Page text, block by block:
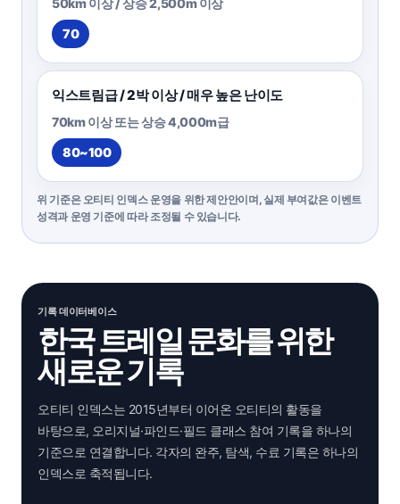
50km 이상 / 상승 2,500m 이상
70
익스트림급 / 2박 이상 / 매우 높은 난이도
70km 이상 또는 상승 4,000m급
80~100
위 기준은 오티티 인덱스 운영을 위한 제안안이며, 실제 부여값은 이벤트
성격과 운영 기준에 따라 조정될 수 있습니다.
기록 데이터베이스
한국 트레일 문화를 위한
새로운 기록
오티티 인덱스는 2015년부터 이어온 오티티의 활동을
바탕으로, 오리지널·파인드·필드 클래스 참여 기록을 하나의
기준으로 연결합니다. 각자의 완주, 탐색, 수료 기록은 하나의
인덱스로 축적됩니다.